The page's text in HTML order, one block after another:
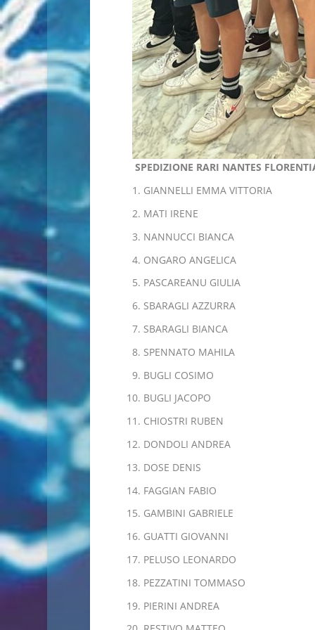
SPEDIZIONE RARI NANTES
GIANNELLI EMMA VITTORIA
MATI IRENE
NANNUCCI BIANCA
ONGARO ANGELICA
PASCAREANU GIULIA
SBARAGLI AZZURRA
SBARAGLI BIANCA
SPENNATO MAHILA
BUGLI COSIMO
BUGLI JACOPO
CHIOSTRI RUBEN
DONDOLI ANDREA
DOSE DENIS
FAGGIAN FABIO
GAMBINI GABRIELE
GUATTI GIOVANNI
PELUSO LEONARDO
PEZZATINI TOMMASO
PIERINI ANDREA